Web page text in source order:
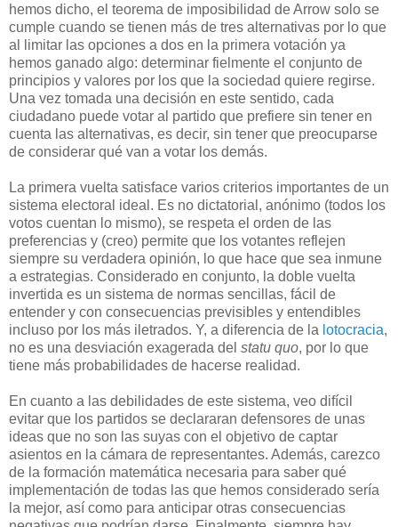
hemos dicho, el teorema de imposibilidad de Arrow solo se
cumple cuando se tienen más de tres alternativas por lo que
al limitar las opciones a dos en la primera votación ya
hemos ganado algo: determinar fielmente el conjunto de
principios y valores por los que la sociedad quiere regirse.
Una vez tomada una decisión en este sentido, cada
ciudadano puede votar al partido que prefiere sin tener en
cuenta las alternativas, es decir, sin tener que preocuparse
de considerar qué van a votar los demás.
La primera vuelta satisface varios criterios importantes de un
sistema electoral ideal. Es no dictatorial, anónimo (todos los
votos cuentan lo mismo), se respeta el orden de las
preferencias y (creo) permite que los votantes reflejen
siempre su verdadera opinión, lo que hace que sea inmune
a estrategias. Considerado en conjunto, la doble vuelta
invertida es un sistema de normas sencillas, fácil de
entender y con consecuencias previsibles y entendibles
incluso por los más iletrados. Y, a diferencia de la lotocracia,
no es una desviación exagerada del statu quo, por lo que
tiene más probabilidades de hacerse realidad.
En cuanto a las debilidades de este sistema, veo difícil
evitar que los partidos se declararan defensores de unas
ideas que no son las suyas con el objetivo de captar
asientos en la cámara de representantes. Además, carezco
de la formación matemática necesaria para saber qué
implementación de todas las que hemos considerado sería
la mejor, así como para anticipar otras consecuencias